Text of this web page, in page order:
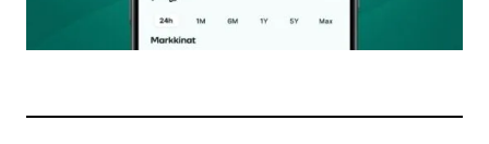
Sähköpostiosoitteesi
Tilaa SalkunRakentajan uutiskirje